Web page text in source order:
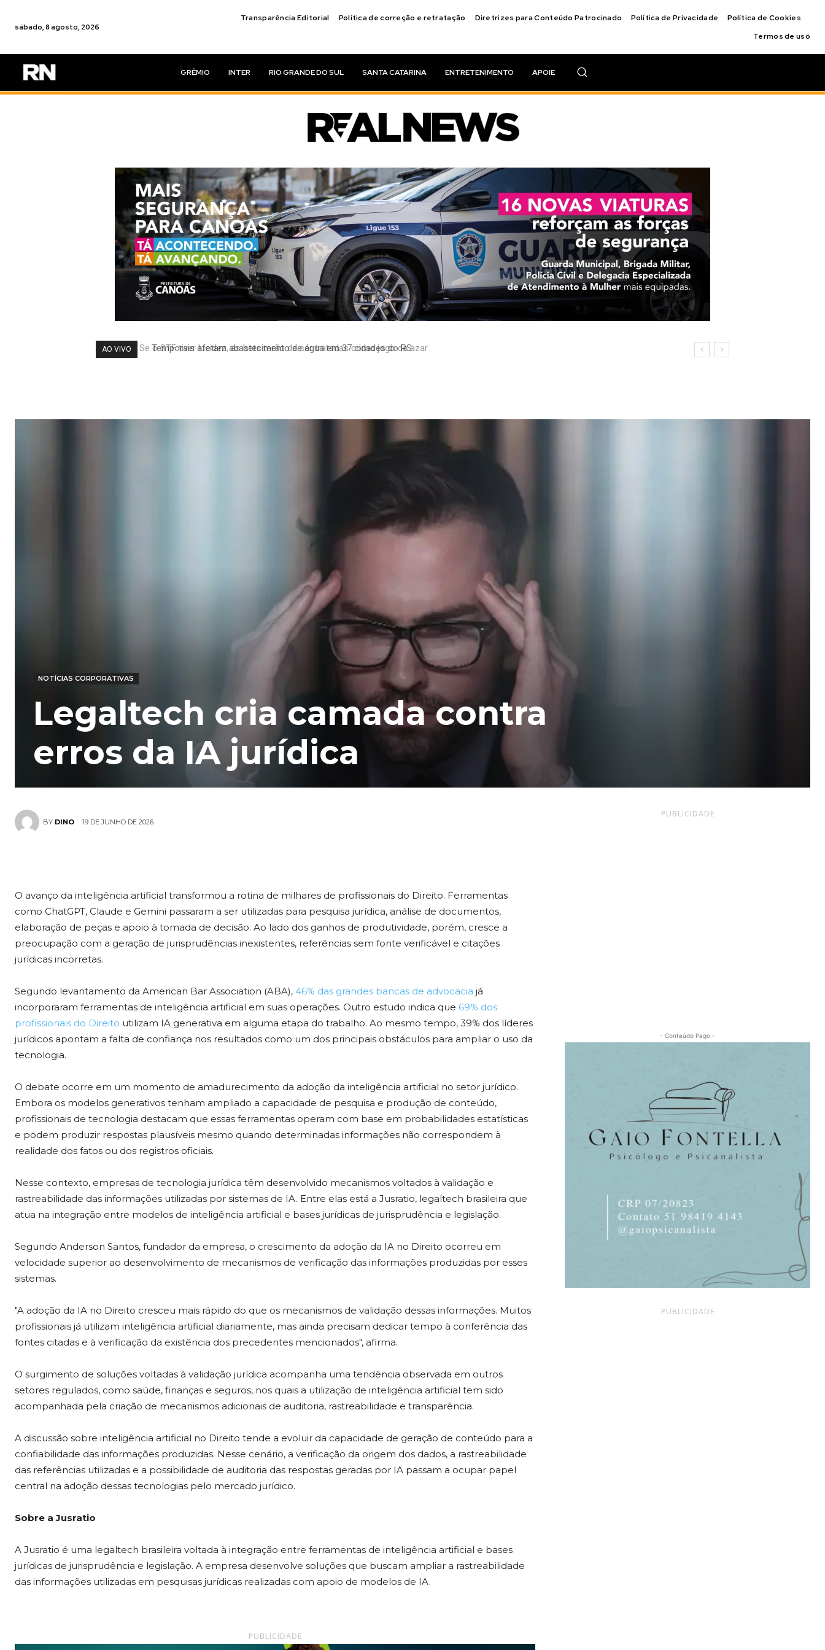
sábado, 8 agosto, 2026
Transparência Editorial Política de correção e retratação Diretrizes para Conteúdo Patrocinado Política de Privacidade
Política de Cookies
Termos de uso
GRÊMIO INTER RIO GRANDE DO SUL SANTA CATARINA ENTRETENIMENTO APOIE
AO VIVO Temporais afetam abastecimento de água em 37 cidades do RS
NOTÍCIAS CORPORATIVAS
Legaltech cria camada contra
erros da IA jurídica
BY DINO 19 DE JUNHO DE 2026
O avanço da inteligência artificial transformou a rotina de milhares de profissionais do Direito. Ferramentas
como ChatGPT, Claude e Gemini passaram a ser utilizadas para pesquisa jurídica, análise de documentos,
elaboração de peças e apoio à tomada de decisão. Ao lado dos ganhos de produtividade, porém, cresce a
preocupação com a geração de jurisprudências inexistentes, referências sem fonte verificável e citações
jurídicas incorretas.
Segundo levantamento da American Bar Association (ABA), 46% das grandes bancas de advocacia já
incorporaram ferramentas de inteligência artificial em suas operações. Outro estudo indica que 69% dos
profissionais do Direito utilizam IA generativa em alguma etapa do trabalho. Ao mesmo tempo, 39% dos líderes
jurídicos apontam a falta de confiança nos resultados como um dos principais obstáculos para ampliar o uso da
tecnologia.
O debate ocorre em um momento de amadurecimento da adoção da inteligência artificial no setor jurídico.
Embora os modelos generativos tenham ampliado a capacidade de pesquisa e produção de conteúdo,
profissionais de tecnologia destacam que essas ferramentas operam com base em probabilidades estatísticas
e podem produzir respostas plausíveis mesmo quando determinadas informações não correspondem à
realidade dos fatos ou dos registros oficiais.
Nesse contexto, empresas de tecnologia jurídica têm desenvolvido mecanismos voltados à validação e
rastreabilidade das informações utilizadas por sistemas de IA. Entre elas está a Jusratio, legaltech brasileira que
atua na integração entre modelos de inteligência artificial e bases jurídicas de jurisprudência e legislação.
Segundo Anderson Santos, fundador da empresa, o crescimento da adoção da IA no Direito ocorreu em
velocidade superior ao desenvolvimento de mecanismos de verificação das informações produzidas por esses
sistemas.
"A adoção da IA no Direito cresceu mais rápido do que os mecanismos de validação dessas informações. Muitos
profissionais já utilizam inteligência artificial diariamente, mas ainda precisam dedicar tempo à conferência das
fontes citadas e à verificação da existência dos precedentes mencionados", afirma.
O surgimento de soluções voltadas à validação jurídica acompanha uma tendência observada em outros
setores regulados, como saúde, finanças e seguros, nos quais a utilização de inteligência artificial tem sido
acompanhada pela criação de mecanismos adicionais de auditoria, rastreabilidade e transparência.
A discussão sobre inteligência artificial no Direito tende a evoluir da capacidade de geração de conteúdo para a
confiabilidade das informações produzidas. Nesse cenário, a verificação da origem dos dados, a rastreabilidade
das referências utilizadas e a possibilidade de auditoria das respostas geradas por IA passam a ocupar papel
central na adoção dessas tecnologias pelo mercado jurídico.
Sobre a Jusratio
A Jusratio é uma legaltech brasileira voltada à integração entre ferramentas de inteligência artificial e bases
jurídicas de jurisprudência e legislação. A empresa desenvolve soluções que buscam ampliar a rastreabilidade
das informações utilizadas em pesquisas jurídicas realizadas com apoio de modelos de IA.
PUBLICIDADE
PUBLICIDADE
- Conteúdo Pago -
PUBLICIDADE